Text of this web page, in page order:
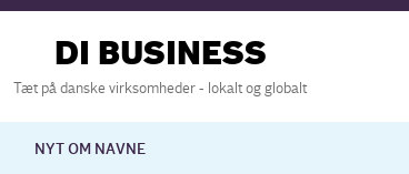
DI BUSINESS
Tæt på danske virksomheder - lokalt og globalt
NYT OM NAVNE